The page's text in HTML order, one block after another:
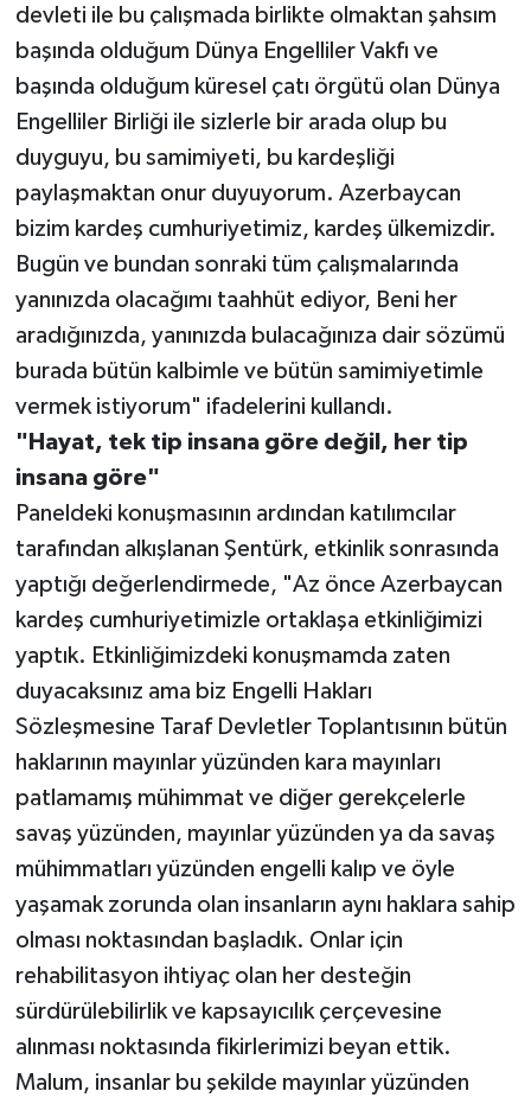
devleti ile bu çalışmada birlikte olmaktan şahsım
başında olduğum Dünya Engelliler Vakfı ve
başında olduğum küresel çatı örgütü olan Dünya
Engelliler Birliği ile sizlerle bir arada olup bu
duyguyu, bu samimiyeti, bu kardeşliği
paylaşmaktan onur duyuyorum. Azerbaycan
bizim kardeş cumhuriyetimiz, kardeş ülkemizdir.
Bugün ve bundan sonraki tüm çalışmalarında
yanınızda olacağımı taahhüt ediyor, Beni her
aradığınızda, yanınızda bulacağınıza dair sözümü
burada bütün kalbimle ve bütün samimiyetimle
vermek istiyorum" ifadelerini kullandı.
"Hayat, tek tip insana göre değil, her tip
insana göre"
Paneldeki konuşmasının ardından katılımcılar
tarafından alkışlanan Şentürk, etkinlik sonrasında
yaptığı değerlendirmede, "Az önce Azerbaycan
kardeş cumhuriyetimizle ortaklaşa etkinliğimizi
yaptık. Etkinliğimizdeki konuşmamda zaten
duyacaksınız ama biz Engelli Hakları
Sözleşmesine Taraf Devletler Toplantısının bütün
haklarının mayınlar yüzünden kara mayınları
patlamamış mühimmat ve diğer gerekçelerle
savaş yüzünden, mayınlar yüzünden ya da savaş
mühimmatları yüzünden engelli kalıp ve öyle
yaşamak zorunda olan insanların aynı haklara sahip
olması noktasından başladık. Onlar için
rehabilitasyon ihtiyaç olan her desteğin
sürdürülebilirlik ve kapsayıcılık çerçevesine
alınması noktasında fikirlerimizi beyan ettik.
Malum, insanlar bu şekilde mayınlar yüzünden